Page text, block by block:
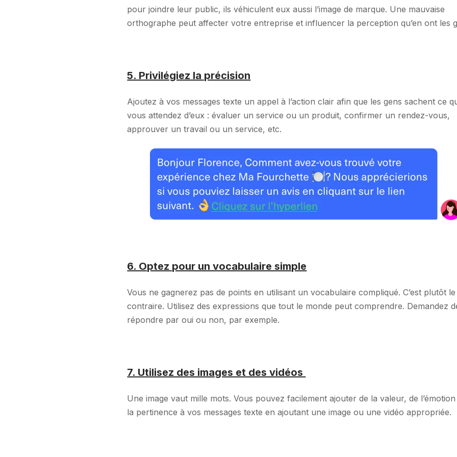
pour joindre leur public, ils véhiculent eux aussi l’image de marque. Une mauvaise
orthographe peut affecter votre entreprise et influencer la perception qu’en ont les
5. Privilégiez la précision
Ajoutez à vos messages texte un appel à l’action clair afin que les gens sachent ce
vous attendez d’eux : évaluer un service ou un produit, confirmer un rendez-vous,
approuver un travail ou un service, etc.
6. Optez pour un vocabulaire simple
Vous ne gagnerez pas de points en utilisant un vocabulaire compliqué. C’est plutôt le
contraire. Utilisez des expressions que tout le monde peut comprendre. Demandez
répondre par oui ou non, par exemple.
7. Utilisez des images et des vidéos
Une image vaut mille mots. Vous pouvez facilement ajouter de la valeur, de l’émotion
la pertinence à vos messages texte en ajoutant une image ou une vidéo appropriée.